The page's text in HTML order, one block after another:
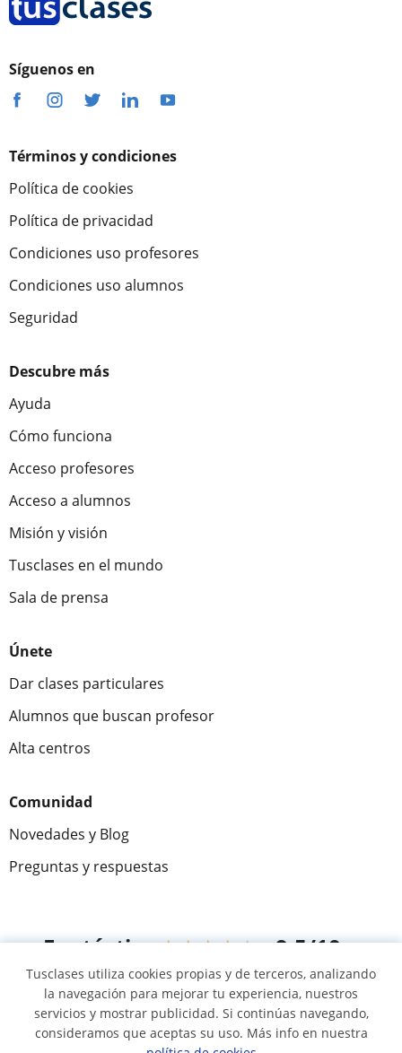
Síguenos en
Términos y condiciones
Política de cookies
Política de privacidad
Condiciones uso profesores
Condiciones uso alumnos
Seguridad
Descubre más
Ayuda
Cómo funciona
Acceso profesores
Acceso a alumnos
Misión y visión
Tusclases en el mundo
Sala de prensa
Únete
Dar clases particulares
Alumnos que buscan profesor
Alta centros
Comunidad
Novedades y Blog
Preguntas y respuestas
Fantástica★★★★★ 9,5/10
305883 opiniones de alumnos
© 2007 - 2026 Tusclases.pe
Tusclases utiliza cookies propias y de terceros, analizando
la navegación para mejorar tu experiencia, nuestros
servicios y mostrar publicidad. Si continúas navegando,
consideramos que aceptas su uso. Más info en nuestra